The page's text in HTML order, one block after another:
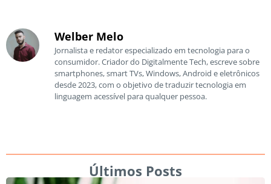
Welber Melo
Jornalista e redator especializado em tecnologia para o
consumidor. Criador do Digitalmente Tech, escreve sobre
smartphones, smart TVs, Windows, Android e eletrônicos
desde 2023, com o objetivo de traduzir tecnologia em
linguagem acessível para qualquer pessoa.
Últimos Posts